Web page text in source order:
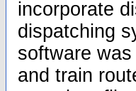
incorporate
dispatching
software
and train